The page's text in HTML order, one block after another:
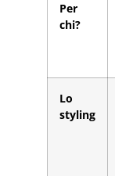
Per
chi?
Lo
styling